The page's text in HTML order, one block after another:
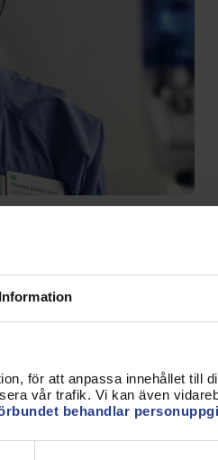
Information
för att anpassa innehållet till
vår trafik. Vi kan även
behandlar
through
in the Swedish